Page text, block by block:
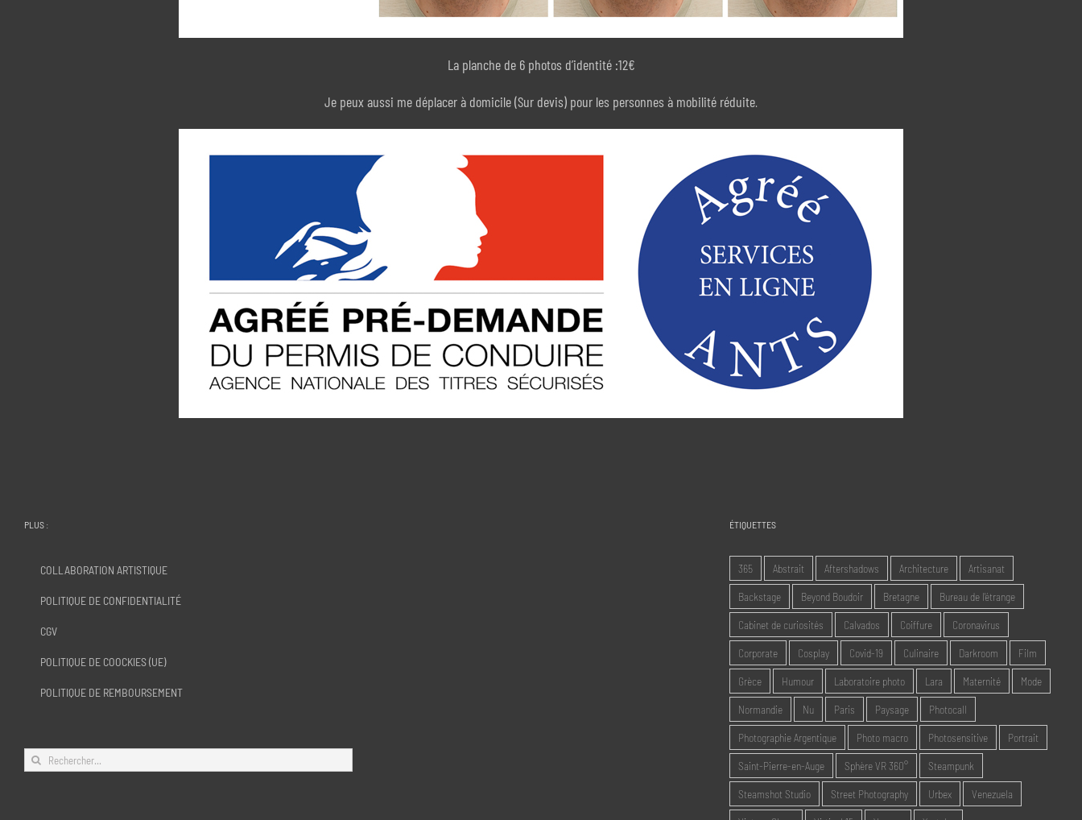
La planche de 6 photos d’identité :12€
Je peux aussi me déplacer à domicile (Sur devis) pour les personnes à mobilité réduite.
PLUS :
COLLABORATION ARTISTIQUE
POLITIQUE DE CONFIDENTIALITÉ
CGV
POLITIQUE DE COOCKIES (UE)
POLITIQUE DE REMBOURSEMENT
Rechercher:
ÉTIQUETTES
365 Abstrait Aftershadows Architecture Artisanat
Backstage Beyond Boudoir Bretagne Bureau de l'étrange
Cabinet de curiosités Calvados Coiffure Coronavirus
Corporate Cosplay Covid-19 Culinaire Darkroom Film
Grèce Humour Laboratoire photo Lara Maternité Mode
Normandie Nu Paris Paysage Photocall
Photographie Argentique Photo macro Photosensitive Portrait
Saint-Pierre-en-Auge Sphère VR 360° Steampunk
Steamshot Studio Street Photography Urbex Venezuela